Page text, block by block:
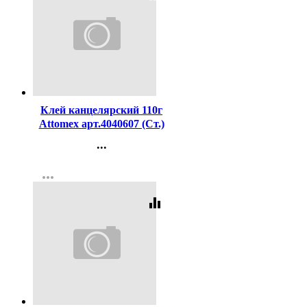
Клей канцелярский 110г
Attomex арт.4040607 (Ст.)
...
Регистрация
more_horiz
equalizer